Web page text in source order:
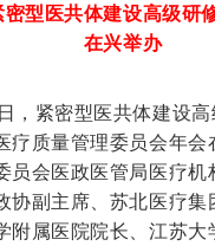
密型医共体建设高级研
在兴举办
，紧密型医共体建设
疗质量管理委员会年会
员会医政医管局医疗机
协副主席、苏北医疗集
附属医院院长、江苏大